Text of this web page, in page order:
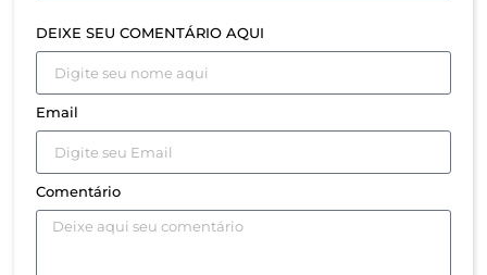
DEIXE SEU COMENTÁRIO AQUI
Email
Comentário